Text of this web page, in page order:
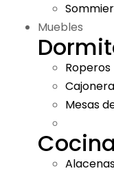
Muebles
Roperos
Mesas
Cocina